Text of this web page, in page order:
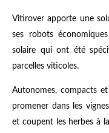
Vitirover apporte une
ses robots
solaire qui ont été
parcelles viticoles.
Autonomes, compacts
promener dans les
et coupent les herbes à